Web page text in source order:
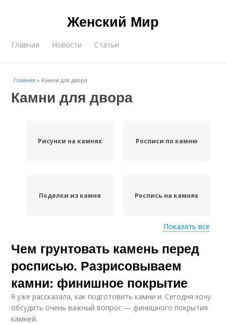
Женский Мир
Главная Новости Статьи
Главная » Камни для двора
Камни для двора
Рисунки на камнях Росписи по камню
Поделки из камня Роспись на камнях
Дом на камне
начинающих
Искусственные камни Роспись по камням
Показать все
Чем грунтовать камень перед
росписью. Разрисовываем
камни: финишное покрытие
Я уже рассказала, как подготовить камни и. Сегодня хочу
обсудить очень важный вопрос — финишного покрытия
камней.